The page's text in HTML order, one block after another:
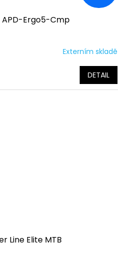
APD-Ergo5-Cmp
Externím skladě
DETAIL
Line Elite MTB